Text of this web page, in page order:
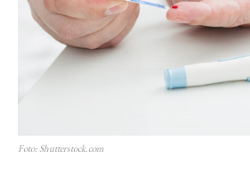
Foto: Shutterstock.com